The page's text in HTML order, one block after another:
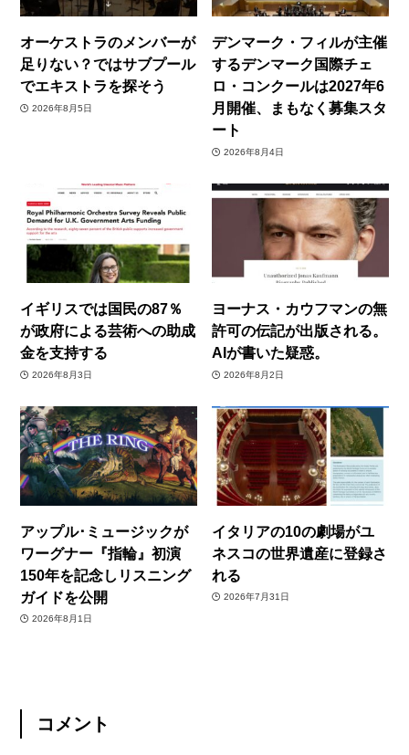
オーケストラのメンバーが
足りない？ではサブプール
でエキストラを探そう
2026年8月5日
デンマーク・フィルが主催
するデンマーク国際チェ
ロ・コンクールは2027年6
月開催、まもなく募集スタ
ート
2026年8月4日
イギリスでは国民の87％
が政府による芸術への助成
金を支持する
2026年8月3日
ヨーナス・カウフマンの無
許可の伝記が出版される。
AIが書いた疑惑。
2026年8月2日
アップル･ミュージックが
ワーグナー『指輪』初演
150年を記念しリスニング
ガイドを公開
2026年8月1日
イタリアの10の劇場がユ
ネスコの世界遺産に登録さ
れる
2026年7月31日
コメント